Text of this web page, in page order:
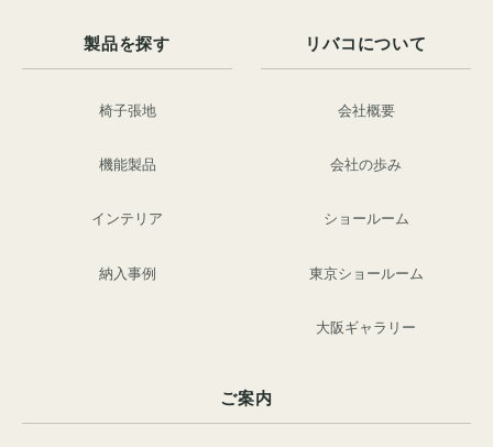
製品を探す
椅子張地
機能製品
インテリア
納入事例
リバコについて
会社概要
会社の歩み
ショールーム
東京ショールーム
大阪ギャラリー
ご案内